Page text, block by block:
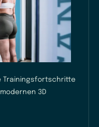
Trainingsfortschritte
3D